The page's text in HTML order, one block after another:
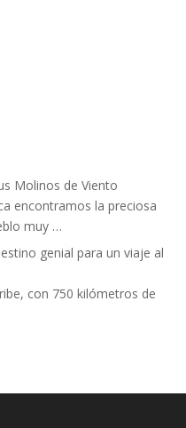
Molinos de Viento
encontramos la preciosa
muy …
genial para un viaje al
con 750 kilómetros de